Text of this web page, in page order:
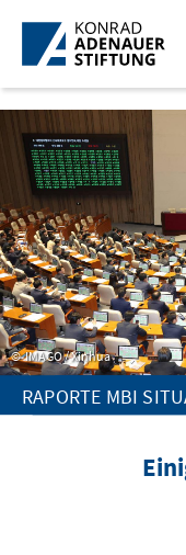
Skip to Main Content
IMAGO / Xinhua
RAPORTE MBI